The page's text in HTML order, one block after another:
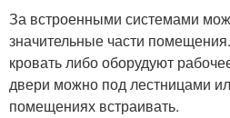
За встроенными системами
значительные части
кровать либо оборудуют
двери можно под лестницами
помещениях встраивать.